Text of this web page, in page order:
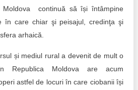
Moldova continuă să își întâmpine
în care chiar şi peisajul, credinţa şi
arhaică.
și mediul rural a devenit de mult o
Republica Moldova are acum
astfel de locuri în care ciobanii își